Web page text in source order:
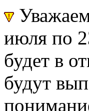
июля по
будет в
будут